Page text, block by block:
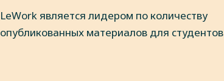
LeWork является лидером по количеству
опубликованных материалов для студентов